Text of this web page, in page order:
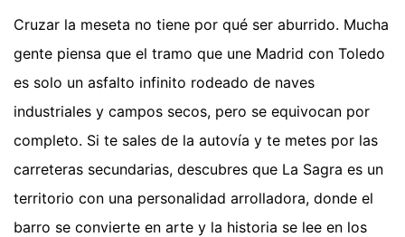
Cruzar la meseta no tiene por qué ser aburrido. Mucha
gente piensa que el tramo que une Madrid con Toledo
es solo un asfalto infinito rodeado de naves
industriales y campos secos, pero se equivocan por
completo. Si te sales de la autovía y te metes por las
carreteras secundarias, descubres que La Sagra es un
territorio con una personalidad arrolladora, donde el
barro se convierte en arte y la historia se lee en los